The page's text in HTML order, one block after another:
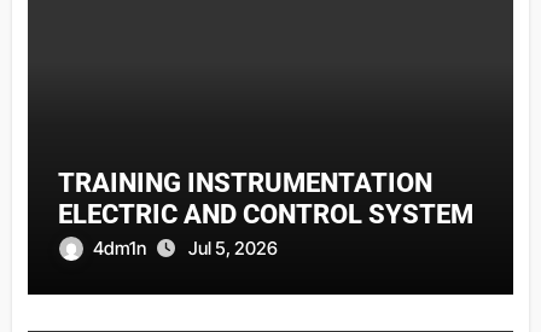
TRAINING INSTRUMENTATION
ELECTRIC AND CONTROL SYSTEM
4dm1n Jul 5, 2026